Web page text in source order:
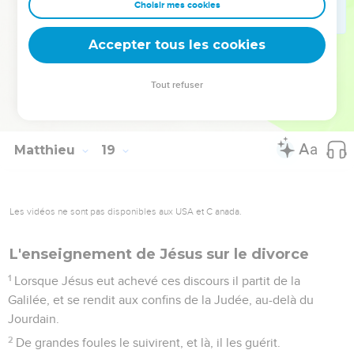
ait payé tout ce qu’il devait.
C’est ainsi que mon Père céleste vous traitera si chacun
de vous ne pardonne à son frère de tout son cœur.
© Société biblique française – Bibli’O, 1978, avec autorisation. Pour vous procurer
Matthieu 19
Les vidéos ne sont pas disponibles aux USA et C anada.
L'enseignement de Jésus sur le divorce
1 Lorsque Jésus eut achevé ces discours il partit de la
Galilée, et se rendit aux confins de la Judée, au-delà du
Jourdain.
2 De grandes foules le suivirent, et là, il les guérit.
Choisir mes cookies
Accepter tous les cookies
Tout refuser